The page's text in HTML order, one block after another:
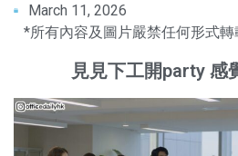
March 11, 2026
*所有內容及圖片嚴禁任何形式轉
見見下工開party 感